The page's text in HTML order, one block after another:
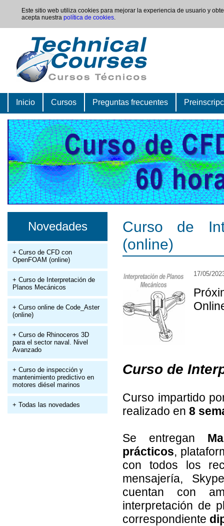
Este sitio web utiliza cookies para mejorar la experiencia de usuario y
acepta nuestra política de cookies.
Inicio Cursos Preguntas frecuentes
Novedades
+ Curso de CFD con
OpenFOAM (online)
+ Curso de Interpretación de
Planos Mecánicos
+ Curso online de Code_Aster
(online)
+ Curso de Rhinoceros 3D
para el sector naval. Nivel
Avanzado
+ Curso de inspección y
mantenimiento predictivo en
motores diésel marinos
+ Todas las novedades
Curso de
(online)
17/05/
Curso de
Curso impartido
realizado en 8
Se entregan
prácticos,
con todos los
mensajería,
cuentan con
interpretación de
correspondiente